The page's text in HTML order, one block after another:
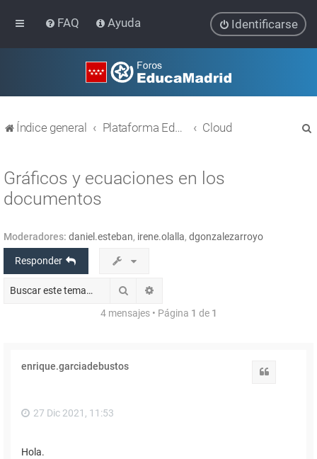
FAQ Ayuda Identificarse
Índice general Plataforma Educativa EducaMadrid Cloud
Gráficos y ecuaciones en los
documentos
Moderadores: daniel.esteban, irene.olalla, dgonzalezarroyo
Responder
Buscar
4 mensajes • Página 1 de 1
enrique.garciadebustos
27 Dic 2021, 11:53
Hola.